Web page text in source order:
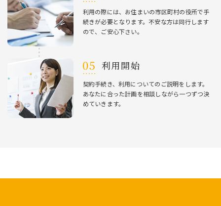
利⽤の際には、お住まいの市区町村の役所で⼿
続きが必要となります。不安な⽅は同⾏します
ので、ご安⼼下さい。
利⽤開始
契約⼿続き、利⽤についてのご説明をします。
あなたに合った計画を相談しながら⼀つずつ決
めていきます。